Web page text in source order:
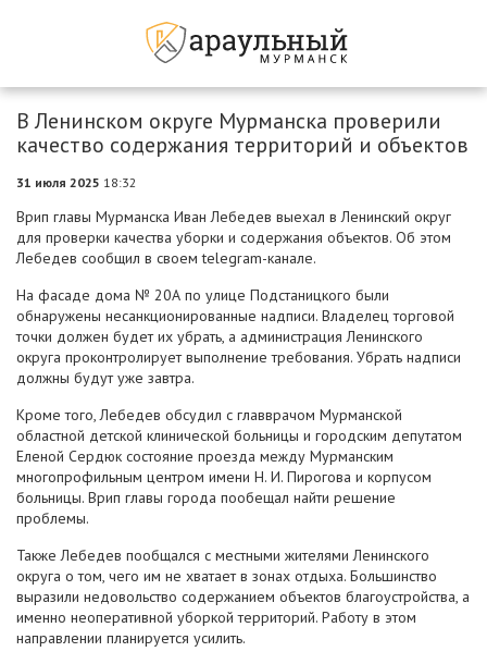
В Ленинском округе Мурманска проверили
качество содержания территорий и объектов
31 июля 2025 18:32
Врип главы Мурманска Иван Лебедев выехал в Ленинский округ
для проверки качества уборки и содержания объектов. Об этом
Лебедев сообщил в своем telegram-канале.
На фасаде дома № 20А по улице Подстаницкого были
обнаружены несанкционированные надписи. Владелец торговой
точки должен будет их убрать, а администрация Ленинского
округа проконтролирует выполнение требования. Убрать надписи
должны будут уже завтра.
Кроме того, Лебедев обсудил с главврачом Мурманской
областной детской клинической больницы и городским депутатом
Еленой Сердюк состояние проезда между Мурманским
многопрофильным центром имени Н. И. Пирогова и корпусом
больницы. Врип главы города пообещал найти решение
проблемы.
Также Лебедев пообщался с местными жителями Ленинского
округа о том, чего им не хватает в зонах отдыха. Большинство
выразили недовольство содержанием объектов благоустройства, а
именно неоперативной уборкой территорий. Работу в этом
направлении планируется усилить.